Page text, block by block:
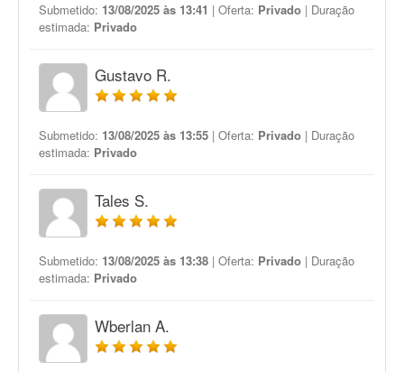
Submetido: 13/08/2025 às 13:41 | Oferta: Privado | Duração
estimada: Privado
Gustavo R.
Submetido: 13/08/2025 às 13:55 | Oferta: Privado | Duração
estimada: Privado
Tales S.
Submetido: 13/08/2025 às 13:38 | Oferta: Privado | Duração
estimada: Privado
Wberlan A.